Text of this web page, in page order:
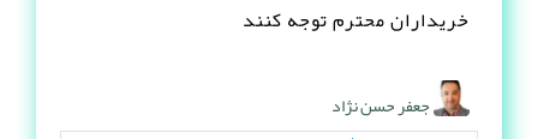
خریداران محترم توجه کنند
جعفر حسن نژاد